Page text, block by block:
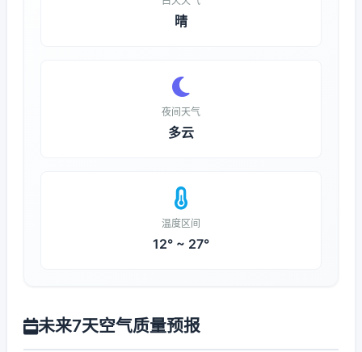
晴
夜间天气
多云
温度区间
12° ~ 27°
未来7天空气质量预报